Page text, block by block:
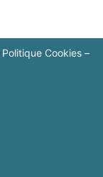
Politique Cookies–